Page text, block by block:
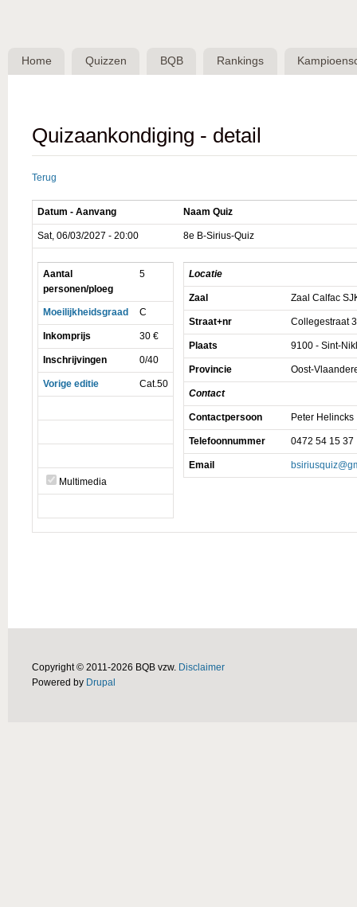
Belgische
QuizBond
Home Quizzen BQB Rankings
Quizaankondiging - detail
Terug
Datum - Aanvang Naam Quiz
Sat, 06/03/2027 - 20:00 8e B-Sirius-Quiz
Aantal
personen/ploeg
5
Moeilijkheidsgraad C
Inkomprijs 30 €
Inschrijvingen 0/40
Vorige editie Cat.50
Multimedia
Locatie
Zaal Zaal Calfac
Straat+nr Collegestraat
Plaats 9100 - Sint-
Provincie Oost-
Contact
Contactpersoon Peter Helincks
Telefoonnummer 0472 54 15 37
Email
Copyright © 2011-2026 BQB vzw. Disclaimer
Powered by Drupal